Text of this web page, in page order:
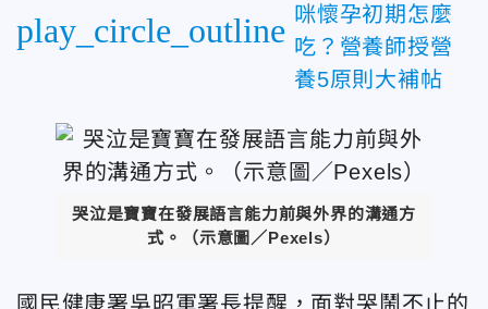
play_circle_outline 咪懷孕初期怎麼
吃？營養師授營
養5原則大補帖
哭泣是寶寶在發展語言能力前與外界的溝通方
式。（示意圖／Pexels）
國民健康署吳昭軍署長提醒，面對哭鬧不止的